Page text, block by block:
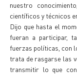
nuestro
científicos y técnicos
Dijo que hasta el
fueran a participar,
fuerzas políticas, con
trata de rasgarse las
transmitir lo que